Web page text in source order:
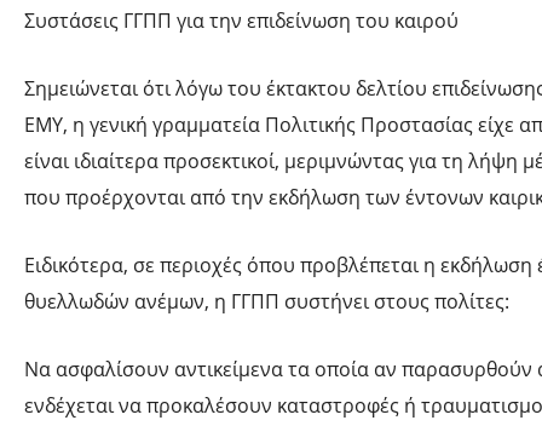
Συστάσεις ΓΓΠΠ για την επιδείνωση του καιρού
Σημειώνεται ότι λόγω του έκτακτου δελτίου
ΕΜΥ, η γενική γραμματεία Πολιτικής Προστασίας είχε
είναι ιδιαίτερα προσεκτικοί, μεριμνώντας για τη
που προέρχονται από την εκδήλωση των έντονων
Ειδικότερα, σε περιοχές όπου προβλέπεται η
θυελλωδών ανέμων, η ΓΓΠΠ συστήνει στους πολίτες:
Να ασφαλίσουν αντικείμενα τα οποία αν παρασυρθούν
ενδέχεται να προκαλέσουν καταστροφές ή